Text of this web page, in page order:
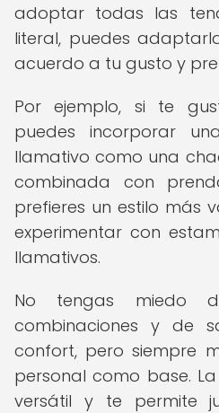
adoptar todas las
literal, puedes
acuerdo a tu gusto y
Por ejemplo, si te
puedes incorporar
llamativo como una
combinada con
prefieres un estilo más
experimentar con
llamativos.
No tengas miedo
combinaciones y de
confort, pero siempre
personal como base.
versátil y te permite